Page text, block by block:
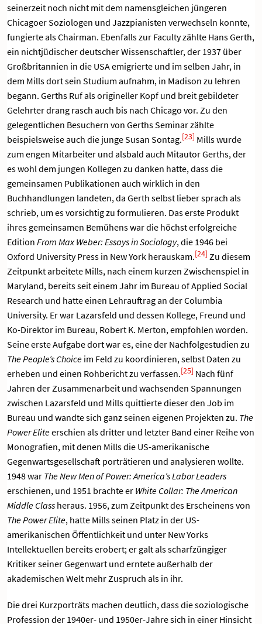
seinerzeit noch nicht mit dem namensgleichen jüngeren
Chicagoer Soziologen und Jazzpianisten verwechseln konnte,
fungierte als Chairman. Ebenfalls zur Faculty zählte Hans Gerth,
ein nichtjüdischer deutscher Wissenschaftler, der 1937 über
Großbritannien in die USA emigrierte und im selben Jahr, in
dem Mills dort sein Studium aufnahm, in Madison zu lehren
begann. Gerths Ruf als origineller Kopf und breit gebildeter
Gelehrter drang rasch auch bis nach Chicago vor. Zu den
gelegentlichen Besuchern von Gerths Seminar zählte
beispielsweise auch die junge Susan Sontag.[23] Mills wurde
zum engen Mitarbeiter und alsbald auch Mitautor Gerths, der
es wohl dem jungen Kollegen zu danken hatte, dass die
gemeinsamen Publikationen auch wirklich in den
Buchhandlungen landeten, da Gerth selbst lieber sprach als
schrieb, um es vorsichtig zu formulieren. Das erste Produkt
ihres gemeinsamen Bemühens war die höchst erfolgreiche
Edition From Max Weber: Essays in Sociology, die 1946 bei
Oxford University Press in New York herauskam.[24] Zu diesem
Zeitpunkt arbeitete Mills, nach einem kurzen Zwischenspiel in
Maryland, bereits seit einem Jahr im Bureau of Applied Social
Research und hatte einen Lehrauftrag an der Columbia
University. Er war Lazarsfeld und dessen Kollege, Freund und
Ko-Direktor im Bureau, Robert K. Merton, empfohlen worden.
Seine erste Aufgabe dort war es, eine der Nachfolgestudien zu
The People’s Choice im Feld zu koordinieren, selbst Daten zu
erheben und einen Rohbericht zu verfassen.[25] Nach fünf
Jahren der Zusammenarbeit und wachsenden Spannungen
zwischen Lazarsfeld und Mills quittierte dieser den Job im
Bureau und wandte sich ganz seinen eigenen Projekten zu. The
Power Eliteerschien als dritter und letzter Band einer Reihe von
Monografien, mit denen Mills die US-amerikanische
Gegenwartsgesellschaft porträtieren und analysieren wollte.
1948 war The New Men of Power: America’s Labor Leaders
erschienen, und 1951 brachte er White Collar: The American
Middle Class heraus. 1956, zum Zeitpunkt des Erscheinens von
The Power Elite, hatte Mills seinen Platz in der US-
amerikanischen Öffentlichkeit und unter New Yorks
Intellektuellen bereits erobert; er galt als scharfzüngiger
Kritiker seiner Gegenwart und erntete außerhalb der
akademischen Welt mehr Zuspruch als in ihr.
Die drei Kurzporträts machen deutlich, dass die soziologische
Profession der 1940er- und 1950er-Jahre sich in einer Hinsicht